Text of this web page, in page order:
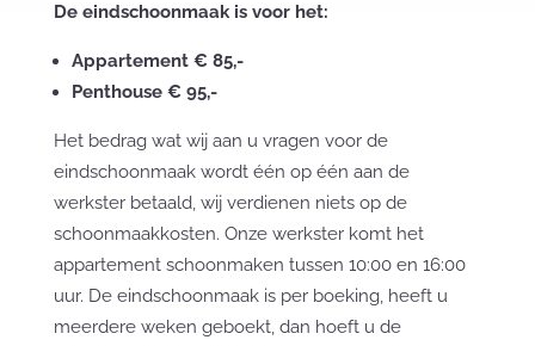
De eindschoonmaak is voor het:
Appartement € 85,-
Penthouse € 95,-
Het bedrag wat wij aan u vragen voor de
eindschoonmaak wordt één op één aan de
werkster betaald, wij verdienen niets op de
schoonmaakkosten. Onze werkster komt het
appartement schoonmaken tussen 10:00 en 16:00
uur. De eindschoonmaak is per boeking, heeft u
meerdere weken geboekt, dan hoeft u de